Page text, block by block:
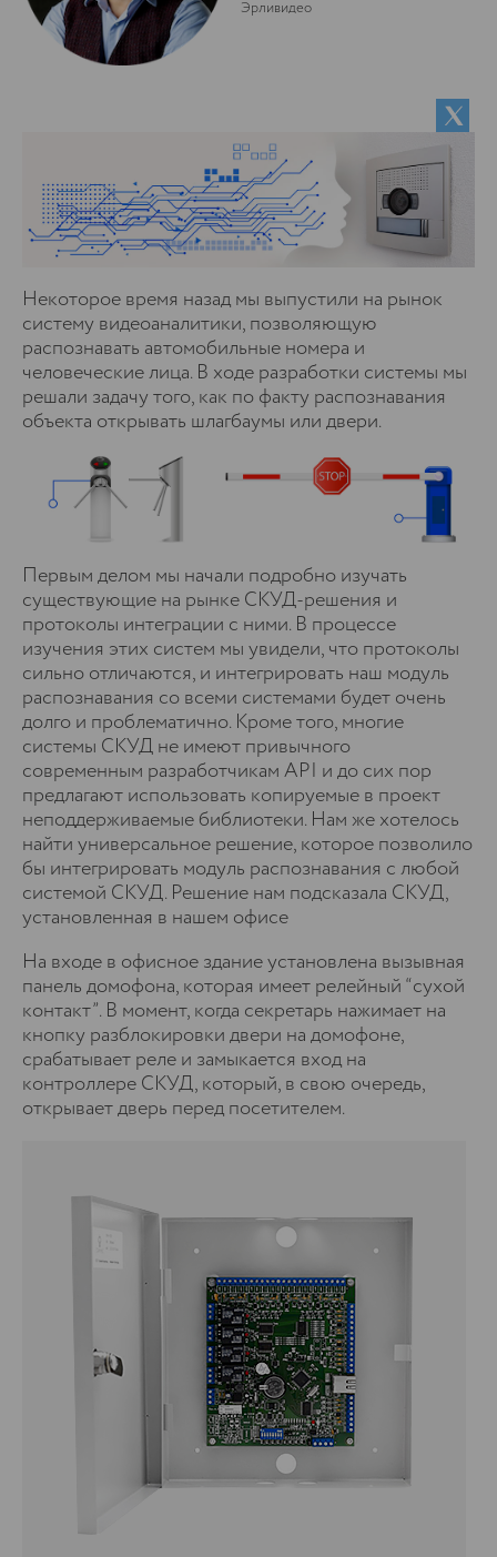
Эрливидео
Некоторое время назад мы выпустили на рынок
систему видеоаналитики, позволяющую
распознавать автомобильные номера и
человеческие лица. В ходе разработки системы мы
решали задачу того, как по факту распознавания
объекта открывать шлагбаумы или двери.
Первым делом мы начали подробно изучать
существующие на рынке СКУД-решения и
протоколы интеграции с ними. В процессе
изучения этих систем мы увидели, что протоколы
сильно отличаются, и интегрировать наш модуль
распознавания со всеми системами будет очень
долго и проблематично. Кроме того, многие
системы СКУД не имеют привычного
современным разработчикам API и до сих пор
предлагают использовать копируемые в проект
неподдерживаемые библиотеки. Нам же хотелось
найти универсальное решение, которое позволило
бы интегрировать модуль распознавания с любой
системой СКУД. Решение нам подсказала СКУД,
установленная в нашем офисе
На входе в офисное здание установлена вызывная
панель домофона, которая имеет релейный “сухой
контакт”. В момент, когда секретарь нажимает на
кнопку разблокировки двери на домофоне,
срабатывает реле и замыкается вход на
контроллере СКУД, который, в свою очередь,
открывает дверь перед посетителем.